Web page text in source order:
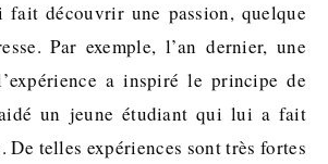
fait découvrir une passion, quelque
Par exemple, l’an dernier, une
a inspiré le principe de
un jeune étudiant qui lui a fait
De telles expériences sont très fortes